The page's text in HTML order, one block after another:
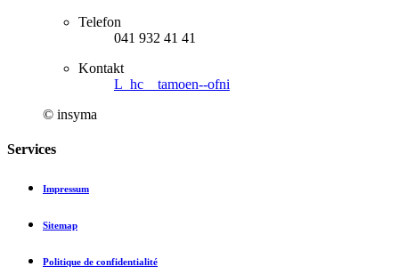
Telefon
041 932 41 41
Kontakt
L_hc__tamoen--ofni
© insyma
Services
Impressum
Sitemap
Politique de confidentialité